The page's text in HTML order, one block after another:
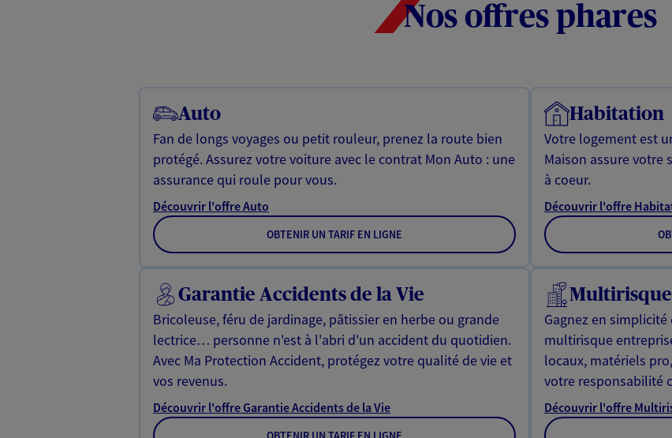
Nos offres phares
Auto
Fan de longs voyages ou petit rouleur, prenez la route bien
protégé. Assurez votre voiture avec le contrat Mon Auto : une
assurance qui roule pour vous.
Découvrir l'offre Auto
OBTENIR UN TARIF EN LIGNE
Habitation
Votre logement est
Maison assure votre
à coeur.
Découvrir l'offre
Garantie Accidents de la Vie
Bricoleuse, féru de jardinage, pâtissier en herbe ou grande
lectrice… personne n'est à l'abri d'un accident du quotidien.
Avec Ma Protection Accident, protégez votre qualité de vie et
vos revenus.
Découvrir l'offre Garantie Accidents de la Vie
Gagnez en
multirisque
locaux, matériels
votre responsabilité
Découvrir l'offre